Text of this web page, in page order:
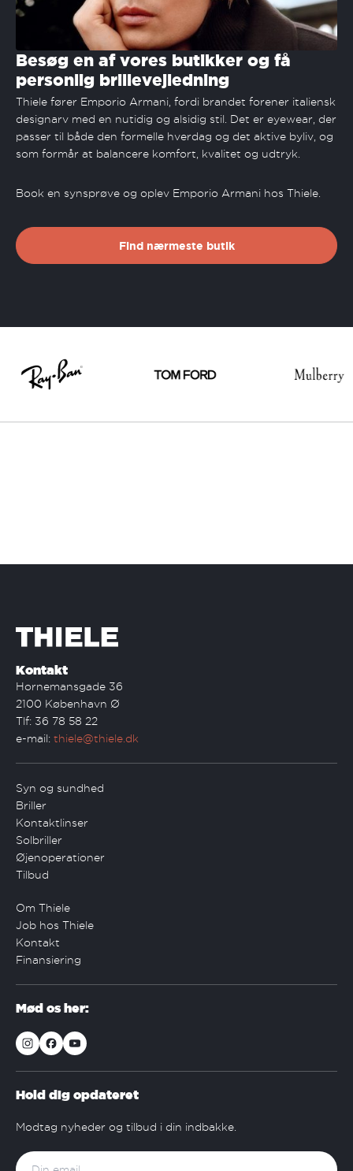
Besøg en af vores butikker og få
personlig brillevejledning
Thiele fører Emporio Armani, fordi brandet forener italiensk
designarv med en nutidig og alsidig stil. Det er eyewear, der
passer til både den formelle hverdag og det aktive byliv, og
som formår at balancere komfort, kvalitet og udtryk.
Book en synsprøve og oplev Emporio Armani hos Thiele.
Find nærmeste butik
Kontakt
Hornemansgade 36
2100 København Ø
Tlf: 36 78 58 22
e-mail: thiele@thiele.dk
Syn og sundhed
Briller
Kontaktlinser
Solbriller
Øjenoperationer
Tilbud
Om Thiele
Job hos Thiele
Kontakt
Finansiering
Mød os her:
Hold dig opdateret
Modtag nyheder og tilbud i din indbakke.